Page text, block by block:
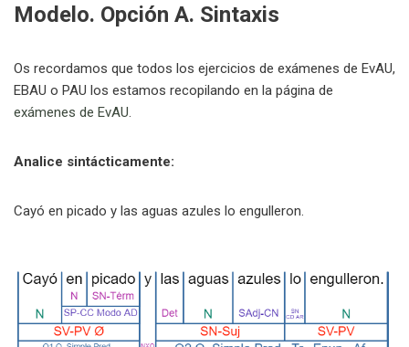
Modelo. Opción A. Sintaxis
Os recordamos que todos los ejercicios de exámenes de EvAU,
EBAU o PAU los estamos recopilando en la página de
exámenes de EvAU
Analice sintácticamente:
Cayó en picado y las aguas azules lo engulleron.